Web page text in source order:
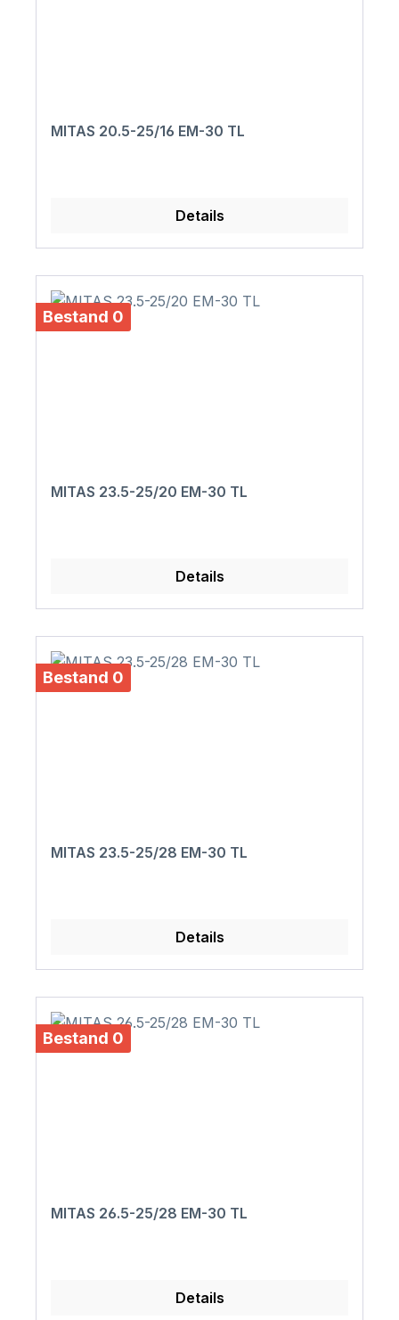
MITAS 20.5-25/16 EM-30 TL
Details
Bestand 0
MITAS 23.5-25/20 EM-30 TL
Details
Bestand 0
MITAS 23.5-25/28 EM-30 TL
Details
Bestand 0
MITAS 26.5-25/28 EM-30 TL
Details